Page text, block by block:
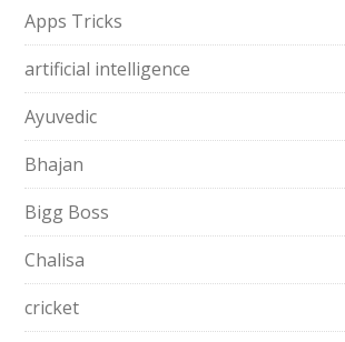
Apps Tricks
artificial intelligence
Ayuvedic
Bhajan
Bigg Boss
Chalisa
cricket